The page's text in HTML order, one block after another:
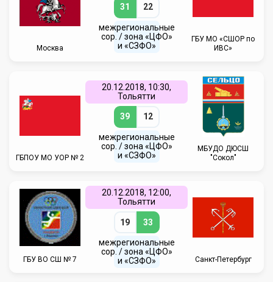
Москва
31 22
межрегиональные
сор. / зона «ЦФО»
и «СЗФО»
ГБУ МО «СШОР по
ИВС»
ГБПОУ МО УОР № 2
20.12.2018, 10:30,
Тольятти
39 12
межрегиональные
сор. / зона «ЦФО»
и «СЗФО»
МБУДО ДЮСШ
"Сокол"
ГБУ ВО СШ № 7
20.12.2018, 12:00,
Тольятти
19 33
межрегиональные
сор. / зона «ЦФО»
и «СЗФО»
Санкт-Петербург